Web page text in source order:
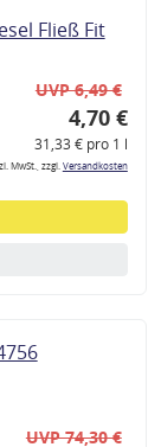
Fließ Fit
UVP 6,49 €
4,70 €
31,33 € pro 1 l
MwSt., zzgl.Versandkosten
UVP 74,30 €